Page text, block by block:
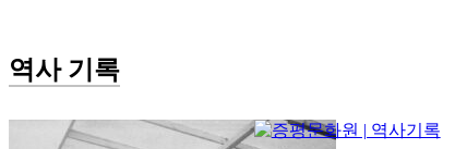
역사 기록